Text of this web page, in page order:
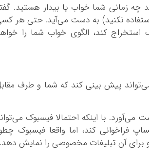
چه زمانی شما خواب یا بیدار هستید.
نکنید) به دست می‌آید. حتی هر
استخراج کند، الگوی خواب شما را
پیش بینی کند که شما و طرف
با اینکه احتمالا فیسبوک
فراخوانی کند، اما واقعا فیسبوک
برای آن تبلیغات مخصوصی را نمایش دهد.